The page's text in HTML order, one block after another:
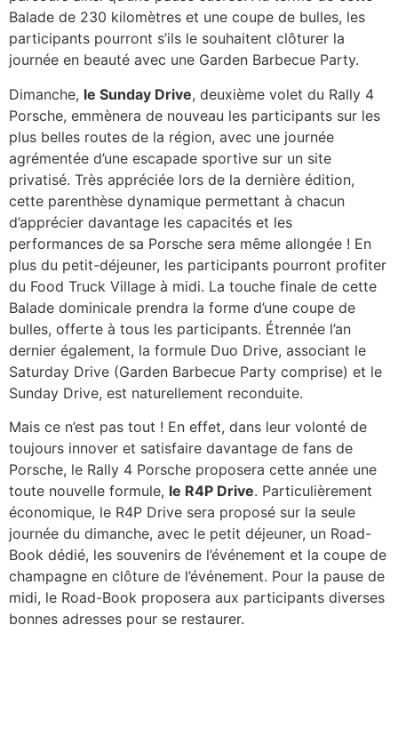
Balade de 230 kilomètres et une coupe de bulles, les
participants pourront s’ils le souhaitent clôturer la
journée en beauté avec une Garden Barbecue Party.
Dimanche, le Sunday Drive, deuxième volet du Rally 4
Porsche, emmènera de nouveau les participants sur les
plus belles routes de la région, avec une journée
agrémentée d’une escapade sportive sur un site
privatisé. Très appréciée lors de la dernière édition,
cette parenthèse dynamique permettant à chacun
d’apprécier davantage les capacités et les
performances de sa Porsche sera même allongée ! En
plus du petit-déjeuner, les participants pourront profiter
du Food Truck Village à midi. La touche finale de cette
Balade dominicale prendra la forme d’une coupe de
bulles, offerte à tous les participants. Étrennée l’an
dernier également, la formule Duo Drive, associant le
Saturday Drive (Garden Barbecue Party comprise) et le
Sunday Drive, est naturellement reconduite.
Mais ce n’est pas tout ! En effet, dans leur volonté de
toujours innover et satisfaire davantage de fans de
Porsche, le Rally 4 Porsche proposera cette année une
toute nouvelle formule, le R4P Drive. Particulièrement
économique, le R4P Drive sera proposé sur la seule
journée du dimanche, avec le petit déjeuner, un Road-
Book dédié, les souvenirs de l’événement et la coupe de
champagne en clôture de l’événement. Pour la pause de
midi, le Road-Book proposera aux participants diverses
bonnes adresses pour se restaurer.